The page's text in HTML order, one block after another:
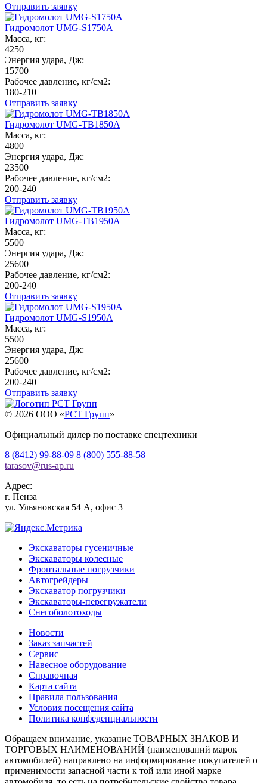
Отправить заявку
Гидромолот UMG-S1750A
Масса, кг:
4250
Энергия удара, Дж:
15700
Рабочее давление, кг/см2:
180-210
Отправить заявку
Гидромолот UMG-TB1850A
Масса, кг:
4800
Энергия удара, Дж:
23500
Рабочее давление, кг/см2:
200-240
Отправить заявку
Гидромолот UMG-TB1950A
Масса, кг:
5500
Энергия удара, Дж:
25600
Рабочее давление, кг/см2:
200-240
Отправить заявку
Гидромолот UMG-S1950A
Масса, кг:
5500
Энергия удара, Дж:
25600
Рабочее давление, кг/см2:
200-240
Отправить заявку
© 2026 OOO «РСТ Групп»
Официальный дилер по поставке спецтехники
8 (8412) 99-88-09 8 (800) 555-88-58
tarasov@rus-ap.ru
Адрес:
г. Пенза
ул. Ульяновская 54 А, офис 3
Экскаваторы гусеничные
Экскаваторы колесные
Фронтальные погрузчики
Автогрейдеры
Экскаватор погрузчики
Экскаваторы-перегружатели
Снегоболотоходы
Новости
Заказ запчастей
Сервис
Навесное оборудование
Справочная
Карта сайта
Правила пользования
Условия посещения сайта
Политика конфеденциальности
Обращаем внимание, указание ТОВАРНЫХ ЗНАКОВ И
ТОРГОВЫХ НАИМЕНОВАНИЙ (наименований марок
автомобилей) направлено на информирование покупателей о
применимости запасной части к той или иной марке